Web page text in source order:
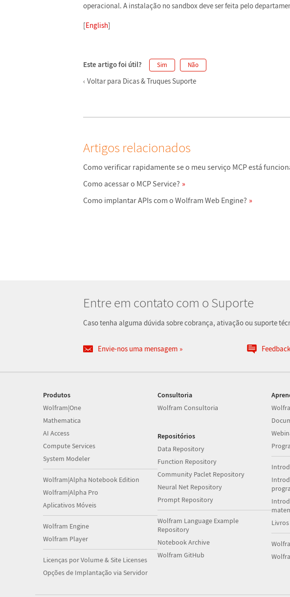
operacional. A instalação no sandbox deve ser feita pelo
[English]
Este artigo foi útil? Sim Não
Voltar para Dicas & Truques Suporte
Artigos relacionados
Como verificar rapidamente se o meu serviço MCP está
Como acessar o MCP Service?
Como implantar APIs com o Wolfram Web Engine?
Entre em contato com o Suporte
Caso tenha alguma dúvida sobre cobrança, ativação ou suporte
Envie-nos uma mensagem
Produtos
Wolfram|One
Mathematica
AI Access
Compute Services
System Modeler
Wolfram|Alpha Notebook Edition
Wolfram|Alpha Pro
Aplicativos Móveis
Wolfram Engine
Wolfram Player
Licenças por Volume & Site Licenses
Opções de Implantação via Servidor
Consultoria
Wolfram Consultoria
Repositórios
Data Repository
Function Repository
Community Paclet Repository
Neural Net Repository
Prompt Repository
Wolfram Language Example
Repository
Notebook Archive
Wolfram GitHub
Livros